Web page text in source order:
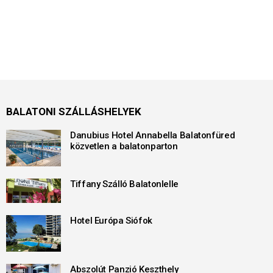
BALATONI SZÁLLÁSHELYEK
Danubius Hotel Annabella Balatonfüred
közvetlen a balatonparton
Tiffany Szálló Balatonlelle
Hotel Európa Siófok
Abszolút Panzió Keszthely